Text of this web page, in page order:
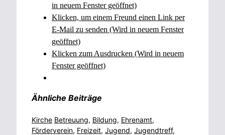
in neuem Fenster geöffnet)
Klicken, um einem Freund einen Link per
E-Mail zu senden (Wird in neuem Fenster
geöffnet)
Klicken zum Ausdrucken (Wird in neuem
Fenster geöffnet)
Ähnliche Beiträge
Kategorien
Kirche Schlagwörter
Betreuung, Bildung, Ehrenamt,
Förderverein, Freizeit, Jugend, Jugendtreff,